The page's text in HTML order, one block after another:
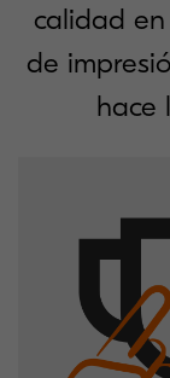
calidad
de
hace